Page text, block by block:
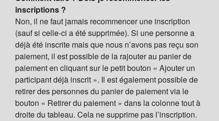
inscriptions ?
Non, il ne faut jamais recommencer une inscription
(sauf si celle-ci a été supprimée). Si une personne a
déjà été inscrite mais que nous n’avons pas reçu son
paiement, il est possible de la rajouter au panier de
paiement en cliquant sur le petit bouton « Ajouter un
participant déjà inscrit ». Il est également possible de
retirer des personnes du panier de paiement via le
bouton « Retirer du paiement » dans la colonne tout à
droite du tableau. Cela ne supprime pas l’inscription.